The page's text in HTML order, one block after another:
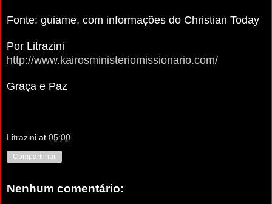
Fonte: guiame, com informações do Christian Today
Por Litrazini
http://www.kairosministeriomissionario.com/
Graça e Paz
Litrazini at 05:00
Compartilhar
Nenhum comentário: